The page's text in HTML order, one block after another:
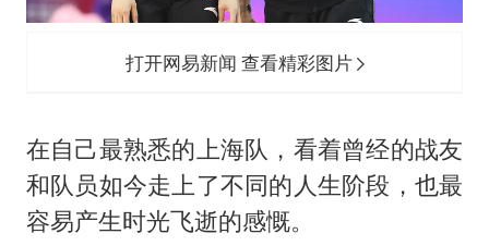
打开网易新闻 查看精彩图片
在自己最熟悉的上海队，看着曾经的战友
和队员如今走上了不同的人生阶段，也最
容易产生时光飞逝的感慨。